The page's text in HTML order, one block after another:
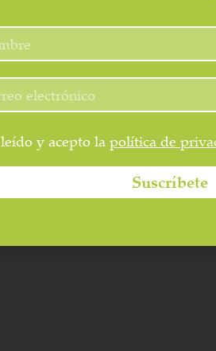
y una relajación final.
y acepto la política de
Suscríbete